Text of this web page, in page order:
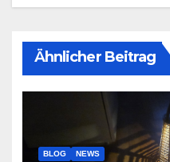
Ähnlicher Beitrag
BLOG NEWS